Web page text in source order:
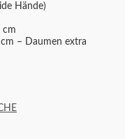
Hände)
cm
– Daumen extra